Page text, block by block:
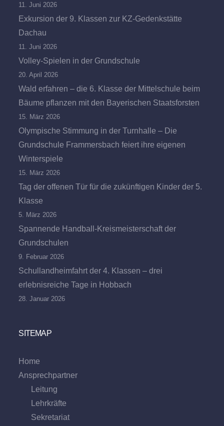
11. Juni 2026
Exkursion der 9. Klassen zur KZ-Gedenkstätte
Dachau
11. Juni 2026
Volley-Spielen in der Grundschule
20. April 2026
Wald erfahren – die 6. Klasse der Mittelschule beim
Bäume pflanzen mit den Bayerischen Staatsforsten
15. März 2026
Olympische Stimmung in der Turnhalle – Die
Grundschule Frammersbach feiert ihre eigenen
Winterspiele
15. März 2026
Tag der offenen Tür für die zukünftigen Kinder der 5.
Klasse
5. März 2026
Spannende Handball-Kreismeisterschaft der
Grundschulen
9. Februar 2026
Schullandheimfahrt der 4. Klassen – drei
erlebnisreiche Tage in Hobbach
28. Januar 2026
SITEMAP
Home
Ansprechpartner
Leitung
Lehrkräfte
Sekretariat